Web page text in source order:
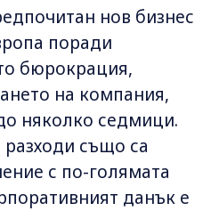
нов бизнес
поради
бюрокрация,
на компания,
няколко седмици.
също са
с по-голямата
данък е